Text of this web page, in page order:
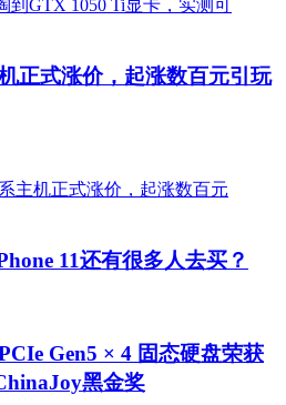
正式涨价，起涨数百元引玩
11还有很多人去买？
Gen5 × 4 固态硬盘荣获
黑金奖